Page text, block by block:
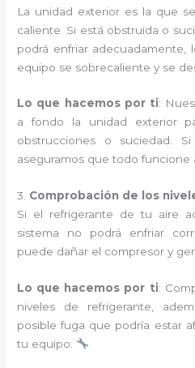
La unidad exterior es la que
caliente. Si está obstruida o
podrá enfriar
equipo se sobrecaliente y se
Lo que hacemos por ti:
a fondo la unidad exterior
obstrucciones o suciedad.
aseguramos que todo funcione
3. Comprobación de los
Si el refrigerante de tu aire
sistema no podrá enfriar
puede dañar el compresor y
Lo que hacemos por ti:
niveles de refrigerante,
posible fuga que podría estar
tu equipo.